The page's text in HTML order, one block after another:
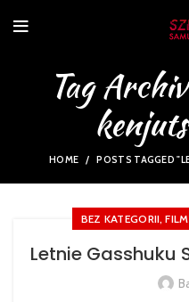
Tag
HOME POSTS TAGGED
BEZ KATEGORII,
Letnie